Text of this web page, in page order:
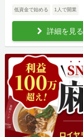
低資金で始める 1人で開業
詳細を見る